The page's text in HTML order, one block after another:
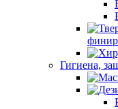
Гигиена,